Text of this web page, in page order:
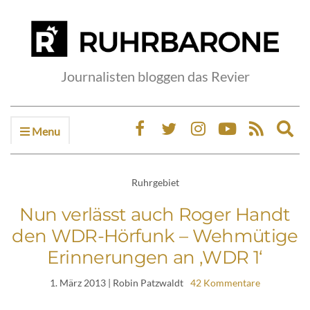
Journalisten bloggen das Revier
Menu
Ruhrgebiet
Nun verlässt auch Roger Handt
den WDR-Hörfunk – Wehmütige
Erinnerungen an ‚WDR 1‘
1. März 2013 | Robin Patzwaldt 42 Kommentare